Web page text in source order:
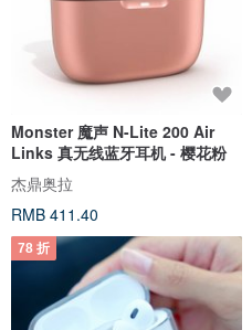
Monster 魔声 N-Lite 200 Air
Links 真无线蓝牙耳机 - 樱花粉
杰鼎奥拉
RMB 411.40
78 折